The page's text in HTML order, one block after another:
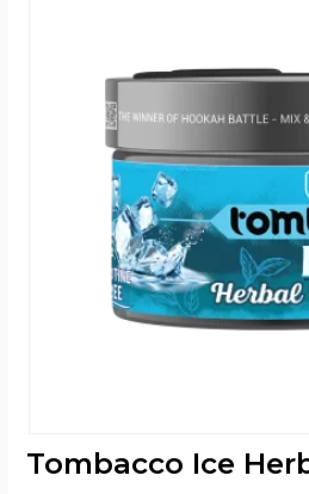
Tombacco Ice